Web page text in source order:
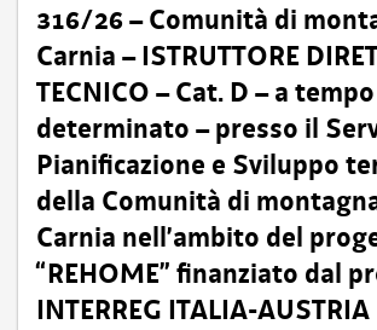
316/26 – Comunità di
Carnia – ISTRUTTORE
TECNICO – Cat. D – a tempo
determinato – presso il
Pianificazione e Sviluppo
della Comunità di
Carnia nell’ambito del
“REHOME” finanziato dal
INTERREG ITALIA-AUSTRIA